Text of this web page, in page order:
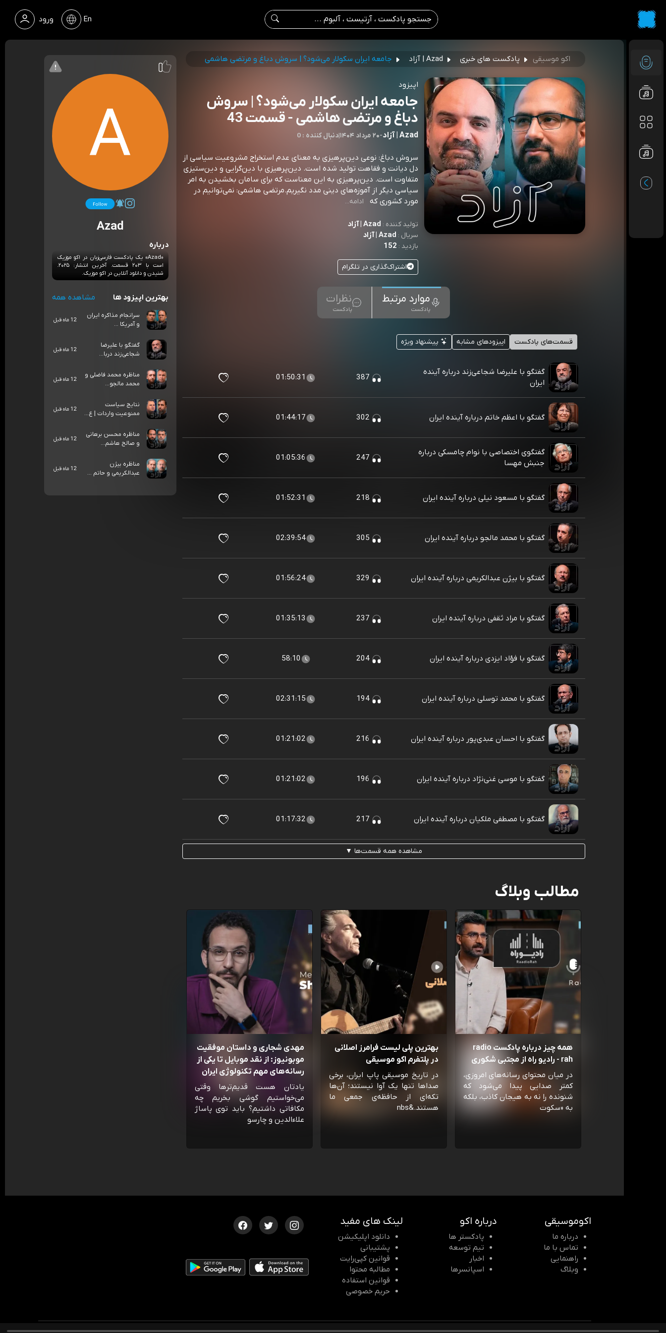
ورود En
اکو موسیقی پادکست های خبری Azad | آزاد جامعه ایران سکولار می‌شود؟ | سروش دباغ و مرتضی هاشمی
اپیزود
جامعه ایران سکولار می‌شود؟ | سروش
دباغ و مرتضی هاشمی - قسمت 43
Azad | آزاد -۲۰ مرداد ۱۴۰۴ |0 : دنبال کننده
سروش دباغ: نوعی دین‌پرهیزی به معنای عدم استخراج مشروعیت سیاسی از
دل دیانت و فقاهت تولید شده است. دین‌پرهیزی با دین‌گرایی و دین‌ستیزی
متفاوت است. دین‌پرهیزی به این معناست که برای سامان بخشیدن به امر
سیاسی دیگر از آموزه‌های دینی مدد نگیریم.مرتضی هاشمی‌: نمی‌توانیم در
مورد کشوری که
ادامه...
تولید کننده : Azad | آزاد
سریال : Azad | آزاد
بازدید : 152
اشتراک‌گذاری در تلگرام
موارد مرتبط
پادکست
نظرات
پادکست
قسمت‌های پادکست اپیزودهای مشابه پیشنهاد ویژه
گفتگو با علیرضا شجاعی‌زند درباره آینده
ایران
01:50:31
گفتگو با اعظم خاتم درباره آینده ایران 01:44:17
گفتگوی اختصاصی با نوام چامسکی درباره
جنبش مهسا
01:05:36
گفتگو با مسعود نیلی درباره آینده ایران 01:52:31
گفتگو با محمد مالجو درباره آینده ایران 02:39:54
گفتگو با بیژن عبدالکریمی درباره آینده ایران 01:56:24
گفتگو با مراد ثقفی درباره آینده ایران 01:35:13
گفتگو با فؤاد ایزدی درباره آینده ایران 204
58:10
گفتگو با محمد توسلی درباره آینده ایران 194
02:31:15
گفتگو با احسان عبدی‌پور درباره آینده ایران 01:21:02
گفتگو با موسی غنی‌نژاد درباره آینده ایران 01:21:02
گفتگو با مصطفی ملکیان درباره آینده ایران 01:17:32
مشاهده همه قسمت‌ها ▼
مطالب وبلاگ
همه چیز درباره پادکست radio
rah - رادیو راه از مجتبی شکوری
در میان محتوای رسانه‌های امروزی،
کمتر صدایی پیدا می‌شود که
شنونده را نه به هیجان کاذب، بلکه
به «سکوت
بهترین پلی لیست فرامرز اصلانی
در پلتفرم اکو موسیقی
در تاریخ موسیقی پاپ ایران، برخی
صداها تنها یک آوا نیستند؛ آن‌ها
تکه‌ای از حافظه‌ی جمعی ما
هستند.&nbs
مهدی شجاری و داستان موفقیت
موبونیوز: از نقد موبایل تا یکی از
رسانه‌‌های مهم تکنولوژی ایران
یادتان هست قدیم‌ترها وقتی
می‌خواستیم گوشی بخریم چه
مکافاتی داشتیم؟ باید توی پاساژ
علاءالدین و چارسو
Azad
درباره
«Azad» یک پادکست فارسی‌زبان در اکو موزیک
است با ۲۰۳ قسمت. آخرین انتشار: ۲۰۲۵.
شنیدن و دانلود آنلاین در اکو موزیک.
بهترین اپیزود ها مشاهده همه
سرانجام مذاکره ایران
و آمریکا ...
12 ماه قبل
گفتگو با علیرضا
شجاعی‌زند دربا...
12 ماه قبل
مناظره محمد فاضلی و
محمد مالجو...
12 ماه قبل
نتایج سیاست
ممنوعیت واردات | ع...
12 ماه قبل
مناظره محسن برهانی
و صالح هاشم...
12 ماه قبل
مناظره بیژن
عبدالکریمی و حاتم ...
12 ماه قبل
اکوموسیقی
درباره ما
تماس با ما
راهنمایی
وبلاگ
درباره اکو
پادکستر ها
تیم توسعه
اخبار
اسپانسرها
لینک های مفید
دانلود اپلیکیشن
پشتیبانی
قوانین کپی‌رایت
مطالبه محتوا
قوانین استفاده
حریم خصوصی